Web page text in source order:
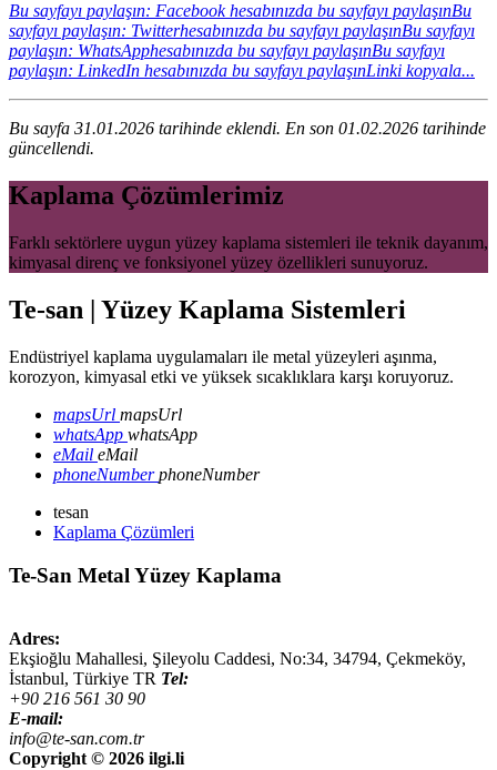
Bu sayfayı paylaşın: Facebook hesabınızda bu sayfayı paylaşınBu
sayfayı paylaşın: Twitterhesabınızda bu sayfayı paylaşınBu sayfayı
paylaşın: WhatsApphesabınızda bu sayfayı paylaşınBu sayfayı
paylaşın: LinkedIn hesabınızda bu sayfayı paylaşınLinki kopyala...
Bu sayfa 31.01.2026 tarihinde eklendi. En son 01.02.2026 tarihinde
güncellendi.
Kaplama Çözümlerimiz
Farklı sektörlere uygun yüzey kaplama sistemleri ile teknik dayanım,
kimyasal direnç ve fonksiyonel yüzey özellikleri sunuyoruz.
Te-san | Yüzey Kaplama Sistemleri
Endüstriyel kaplama uygulamaları ile metal yüzeyleri aşınma,
korozyon, kimyasal etki ve yüksek sıcaklıklara karşı koruyoruz.
mapsUrl mapsUrl
whatsApp whatsApp
eMail eMail
phoneNumberphoneNumber
tesan
Kaplama Çözümleri
Te-San Metal Yüzey Kaplama
Adres:
Ekşioğlu Mahallesi, Şileyolu Caddesi, No:34, 34794, Çekmeköy,
İstanbul, Türkiye TR Tel:
+90 216 561 30 90
E-mail:
info@te-san.com.tr
Copyright © 2026 ilgi.li